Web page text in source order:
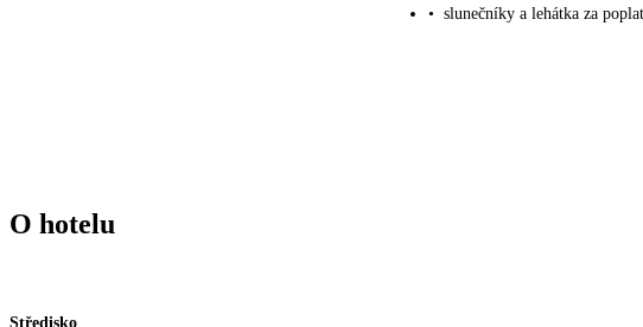
• slunečníky a lehátka za
O hotelu
Středisko